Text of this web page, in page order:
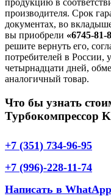
продукцию в
производителя. Срок
документах, во
вы приобрели «6745-81-
решите вернуть его,
потребителей в России,
четырнадцати дней,
аналогичный товар.
Что бы узнать
Турбокомпрессор
+7 (351) 734-96-95
+7 (996)-228-11-74
Написать в WhatApp